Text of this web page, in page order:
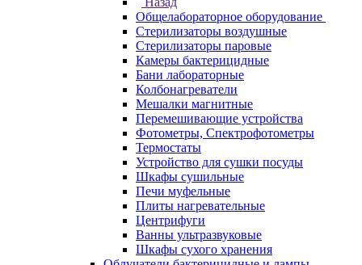
Общелабораторное оборудование
Стерилизаторы воздушные
Стерилизаторы паровые
Камеры бактерицидные
Бани лабораторные
Колбонагреватели
Мешалки магнитные
Перемешивающие устройства
Фотометры, Спектрофотометры
Термостаты
Устройство для сушки посуды
Шкафы сушильные
Печи муфельные
Плиты нагревательные
Центрифуги
Ванны ультразвуковые
Шкафы сухого хранения